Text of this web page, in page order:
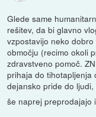
Glede same
rešitev, da bi glavno
vzpostavijo neko
območju (recimo okoli
zdravstveno pomoč.
prihaja do tihotapljenja
dejansko pride do
še naprej preprodajajo